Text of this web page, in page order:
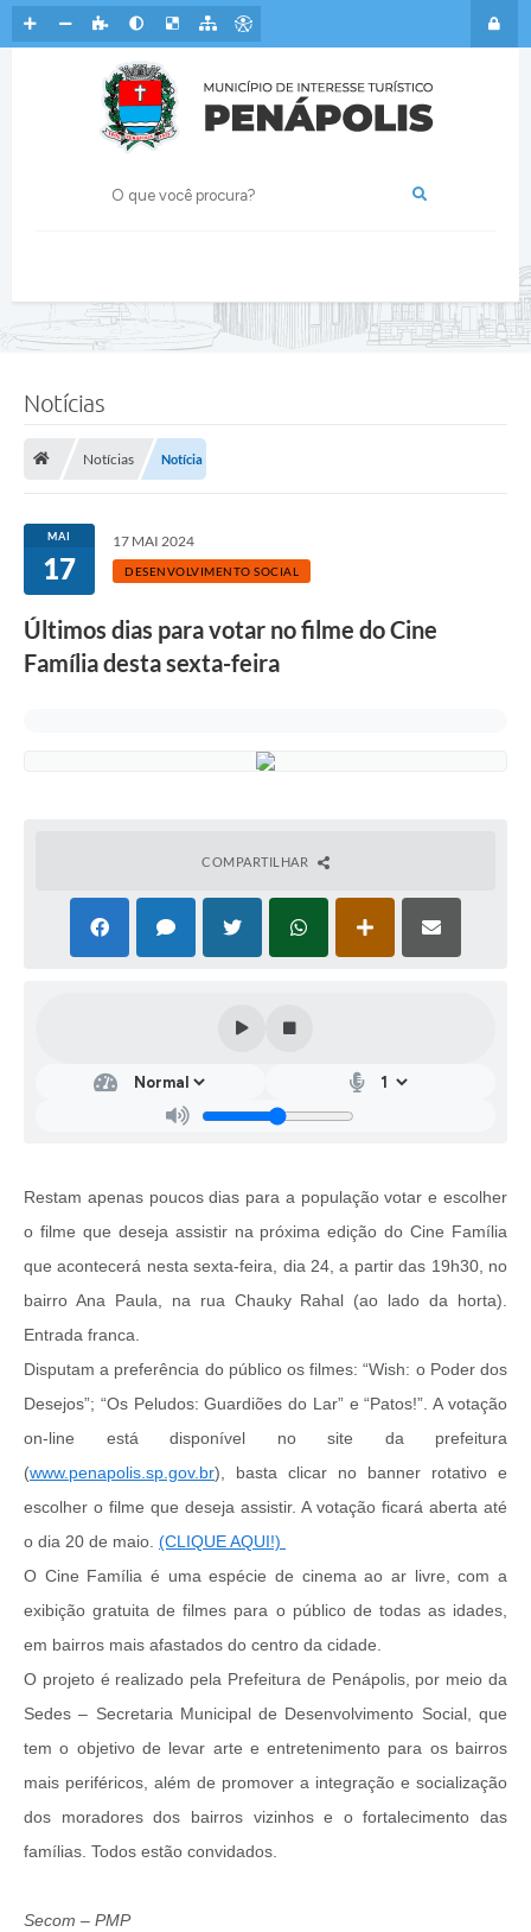
Notícias
Notícias Notícia
MAI
17
17 MAI 2024
DESENVOLVIMENTO SOCIAL
Últimos dias para votar no filme do Cine
Família desta sexta-feira
COMPARTILHAR
Restam apenas poucos dias para a população votar e escolher
o filme que deseja assistir na próxima edição do Cine Família
que acontecerá nesta sexta-feira, dia 24, a partir das 19h30, no
bairro Ana Paula, na rua Chauky Rahal (ao lado da horta).
Entrada franca.
Disputam a preferência do público os filmes: “Wish: o Poder dos
Desejos”; “Os Peludos: Guardiões do Lar” e “Patos!”. A votação
on-line está disponível no site da prefeitura
(www.penapolis.sp.gov.br), basta clicar no banner rotativo e
escolher o filme que deseja assistir. A votação ficará aberta até
o dia 20 de maio. (CLIQUE AQUI!)
O Cine Família é uma espécie de cinema ao ar livre, com a
exibição gratuita de filmes para o público de todas as idades,
em bairros mais afastados do centro da cidade.
O projeto é realizado pela Prefeitura de Penápolis, por meio da
Sedes – Secretaria Municipal de Desenvolvimento Social, que
tem o objetivo de levar arte e entretenimento para os bairros
mais periféricos, além de promover a integração e socialização
dos moradores dos bairros vizinhos e o fortalecimento das
famílias. Todos estão convidados.
Secom – PMP